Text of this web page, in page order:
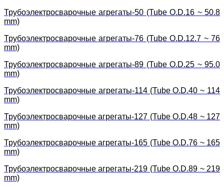
Трубоэлектросварочные агрегаты-50 (Tube O.D.16 ~ 50.8
mm)
Трубоэлектросварочные агрегаты-76 (Tube O.D.12.7 ~ 76
mm)
Трубоэлектросварочные агрегаты-89 (Tube O.D.25 ~ 95.0
mm)
Трубоэлектросварочные агрегаты-114 (Tube O.D.40 ~ 114
mm)
Трубоэлектросварочные агрегаты-127 (Tube O.D.48 ~ 127
mm)
Трубоэлектросварочные агрегаты-165 (Tube O.D.76 ~ 165
mm)
Трубоэлектросварочные агрегаты-219 (Tube O.D.89 ~ 219
mm)